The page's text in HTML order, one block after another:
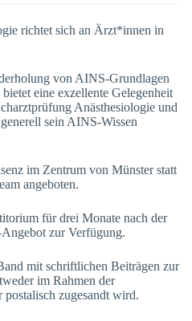
richtet sich an Ärzt*innen in
von AINS-Grundlagen
eine exzellente Gelegenheit
Anästhesiologie und
sein AINS-Wissen
im Zentrum von Münster statt
angeboten.
für drei Monate nach der
zur Verfügung.
mit schriftlichen Beiträgen zur
im Rahmen der
postalisch zugesandt wird.